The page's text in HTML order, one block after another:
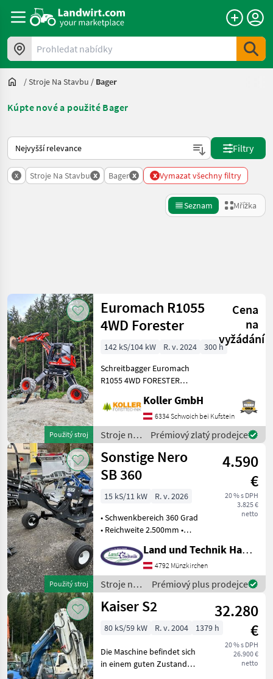
Prohledat nabídky
/Stroje Na Stavbu / Bager
Kúpte nové a použité Bager
Takto se řadí nabídky na Landwirt.com
Filtry
x Stroje Na Stavbu x Bager x x Vymazat všechny filtry
Seznam Mřížka
Kategorie 3 Země Filtry
AKTUÁLNÍ
CESTA
stavebná
technika
Stroje
Na
Stavbu
Bager
VYBRAT
KATEGORII
Euromach
Kaiser
1
Menzi Muck
1
Sonstige
1
MARKETPLACE
Marketplace
Nabídky
prodejců
Obnovit
Zobrazit
výsledků
Použitý stroj
Euromach R1055
4WD Forester
Cena
na
vyžádání
142 kS/104 kW R. v. 2024
300 h
Schreitbagger Euromach
R1055 4WD FORESTER
Vorführmaschine ca. 200h
Betriebsstunden Baujahr:
2024 - Motor: DEUTZ -
Abgasnorm: Stufe V
Koller GmbH
6334 Schwoich bei Kufstein
Stroje na
stavbu /
Euromach
Prémiový zlatý prodejce
Použitý stroj
Sonstige Nero
SB 360
4.590
€
20 % s DPH
3.825 €
netto
15 kS/11 kW
R. v. 2026
• Schwenkbereich 360 Grad
• Reichweite 2.500mm •
Abkipphöhe 1.650 mm •
Loncin Motor mit 15 PS
Motor • Elektrostarter •
Eigengewicht 580
Land und Technik HandelsgesmbH
4792 Münzkirchen
Stroje na
stavbu /
Sonstige
Prémiový plus prodejce
Kaiser S2
32.280
€
20 % s DPH
26.900 €
netto
80 kS/59 kW R. v. 2004 1379 h
Die Maschine befindet sich
in einem guten Zustand